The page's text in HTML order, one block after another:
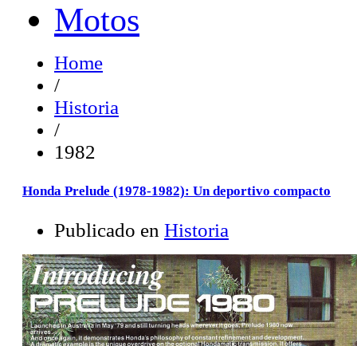
Motos
Home
/
Historia
/
1982
Honda Prelude (1978-1982): Un deportivo compacto
Publicado en Historia